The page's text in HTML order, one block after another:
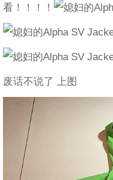
看！！！！
废话不说了 上图